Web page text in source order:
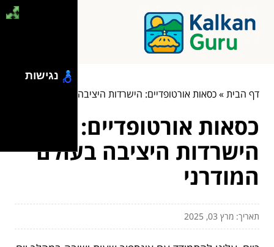
דף הבית»כסאות אורטופדיים: הישרדות היציבה בעולם המודרני
כסאות אורטופדיים:
הישרדות היציבה בעולם
המודרני
תאריך: מרץ 03, 2025
נגישות